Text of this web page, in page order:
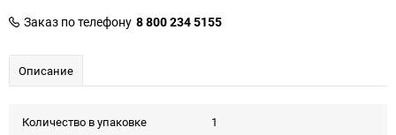
Заказ по телефону 8 800 234 5155
Описание
Количество в упаковке 1